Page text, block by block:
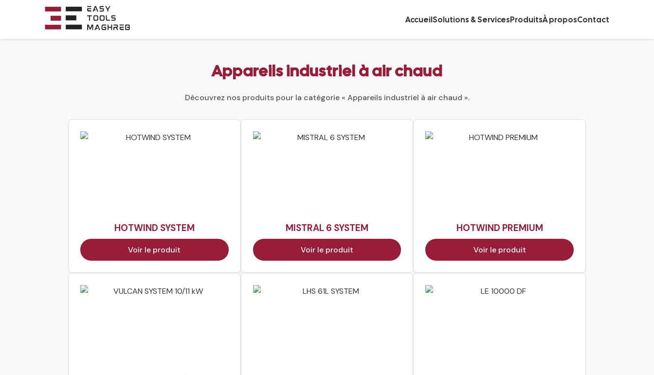
AccueilSolutions & ServicesProduitsÀ proposContact
Appareils industriel à air chaud
Découvrez nos produits pour la catégorie « Appareils industriel à air chaud ».
HOTWIND SYSTEM
Voir le produit
MISTRAL 6 SYSTEM
Voir le produit
HOTWIND PREMIUM
Voir le produit